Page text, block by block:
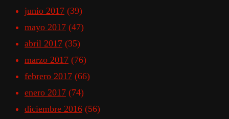
junio 2017 (39)
mayo 2017 (47)
abril 2017 (35)
marzo 2017 (76)
febrero 2017 (66)
enero 2017 (74)
diciembre 2016 (56)